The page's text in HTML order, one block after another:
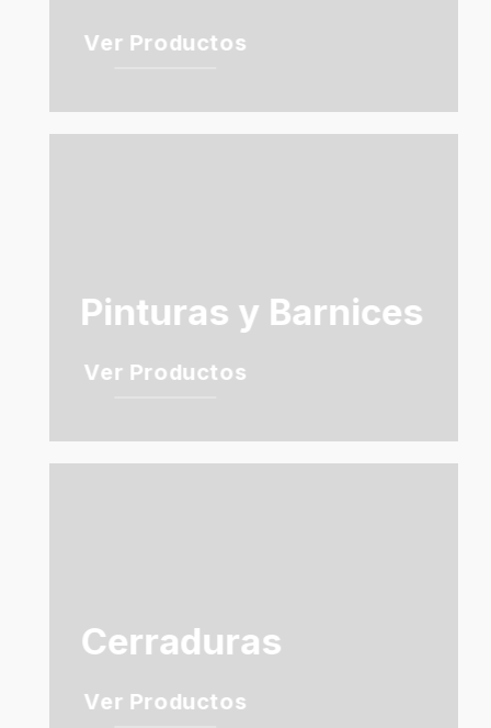
Ver Productos
Pinturas y Barnices
Ver Productos
Cerraduras
Ver Productos